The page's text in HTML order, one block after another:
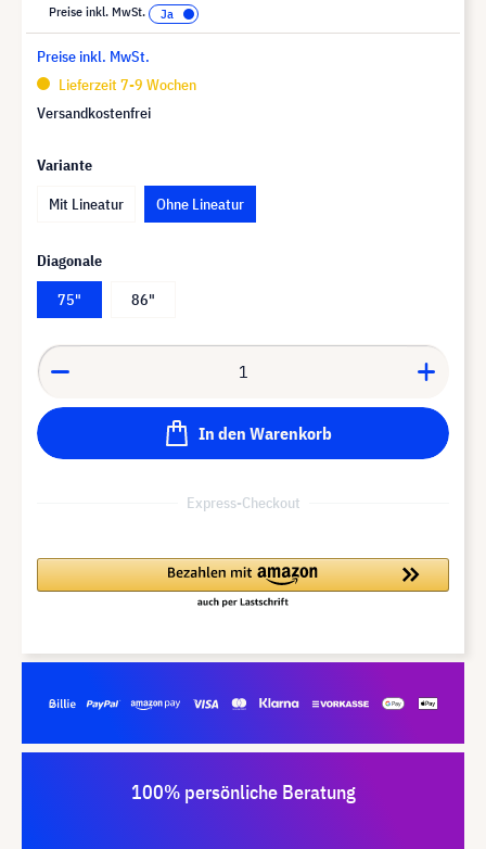
Preise inkl. MwSt.
Preise inkl. MwSt.
Lieferzeit 7-9 Wochen
Versandkostenfrei
Variante
Mit Lineatur
Ohne Lineatur
Diagonale
75"
86"
In den Warenkorb
Express-Checkout
100% persönliche Beratung